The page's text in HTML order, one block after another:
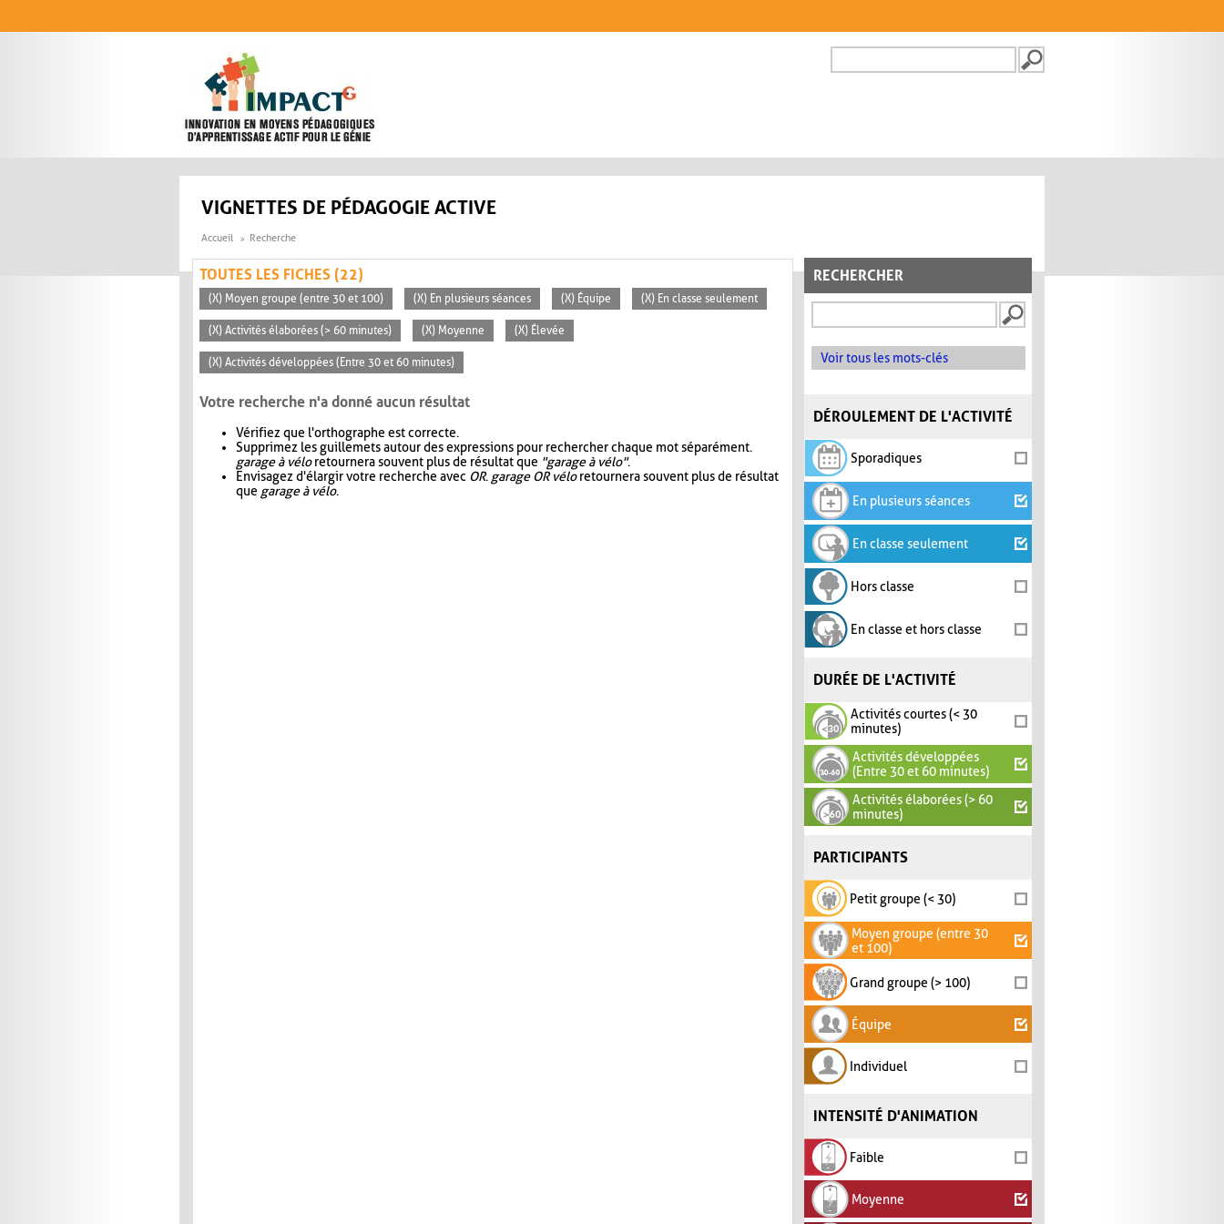
FORMULAIRE DE
VIGNETTES DE PÉDAGOGIE ACTIVE
Accueil Recherche
RECHERCHER
Voir tous les mots-clés
DÉROULEMENT DE L'ACTIVITÉ
Sporadiques
En plusieurs séances
En classe seulement
Hors classe
En classe et hors classe
DURÉE DE L'ACTIVITÉ
Activités courtes (< 30
minutes)
Activités développées
(Entre 30 et 60 minutes)
Activités élaborées (> 60
minutes)
PARTICIPANTS
Petit groupe (< 30)
Moyen groupe (entre 30
et 100)
Grand groupe (> 100)
Équipe
Individuel
INTENSITÉ D'ANIMATION
Faible
Moyenne
TOUTES LES FICHES (22)
(X) Moyen groupe (entre 30 et 100) (X) En plusieurs séances (X) Équipe (X) En classe seulement
(X) Activités élaborées (> 60 minutes) (X) Moyenne (X) Élevée
(X) Activités développées (Entre 30 et 60 minutes)
Votre recherche n'a donné aucun résultat
Vérifiez que l'orthographe est correcte.
Supprimez les guillemets autour des expressions pour rechercher chaque mot séparément.
garage à véloretournera souvent plus de résultat que "garage à vélo".
Envisagez d'élargir votre recherche avec OR. garage OR véloretournera souvent plus de résultat
que garage à vélo.